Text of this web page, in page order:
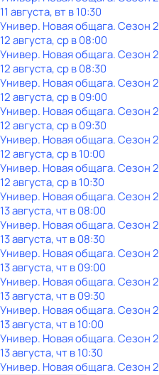
11 августа, вт в 10:30
Универ. Новая общага. Сезон 2
12 августа, ср в 08:00
Универ. Новая общага. Сезон 2
12 августа, ср в 08:30
Универ. Новая общага. Сезон 2
12 августа, ср в 09:00
Универ. Новая общага. Сезон 2
12 августа, ср в 09:30
Универ. Новая общага. Сезон 2
12 августа, ср в 10:00
Универ. Новая общага. Сезон 2
12 августа, ср в 10:30
Универ. Новая общага. Сезон 2
13 августа, чт в 08:00
Универ. Новая общага. Сезон 2
13 августа, чт в 08:30
Универ. Новая общага. Сезон 2
13 августа, чт в 09:00
Универ. Новая общага. Сезон 2
13 августа, чт в 09:30
Универ. Новая общага. Сезон 2
13 августа, чт в 10:00
Универ. Новая общага. Сезон 2
13 августа, чт в 10:30
Универ. Новая общага. Сезон 2